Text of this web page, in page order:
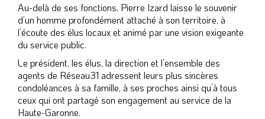
Au-delà de ses fonctions, Pierre Izard laisse le souvenir
d’un homme profondément attaché à son territoire, à
l’écoute des élus locaux et animé par une vision exigeante
du service public.
Le président, les élus, la direction et l’ensemble des
agents de Réseau31 adressent leurs plus sincères
condoléances à sa famille, à ses proches ainsi qu’à tous
ceux qui ont partagé son engagement au service de la
Haute-Garonne.